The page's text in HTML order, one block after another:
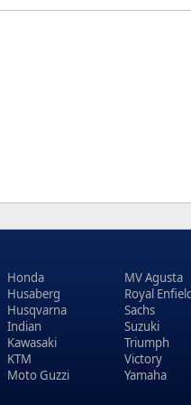
Honda
Husaberg
Husqvarna
Indian
Kawasaki
KTM
Moto Guzzi
MV Agusta
Royal
Sachs
Suzuki
Triumph
Victory
Yamaha